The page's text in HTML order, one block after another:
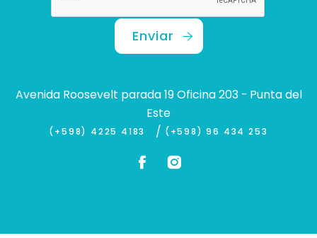
Enviar
Avenida Roosevelt parada 19 Oficina 203 - Punta del
Este
(+598) 4225 4183 / (+598) 96 434 253